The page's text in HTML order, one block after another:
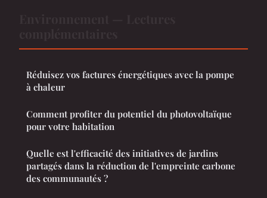
Réduisez vos factures énergétiques avec la pompe
à chaleur
Comment profiter du potentiel du photovoltaïque
pour votre habitation
Quelle est l'efficacité des initiatives de jardins
partagés dans la réduction de l'empreinte carbone
des communautés ?